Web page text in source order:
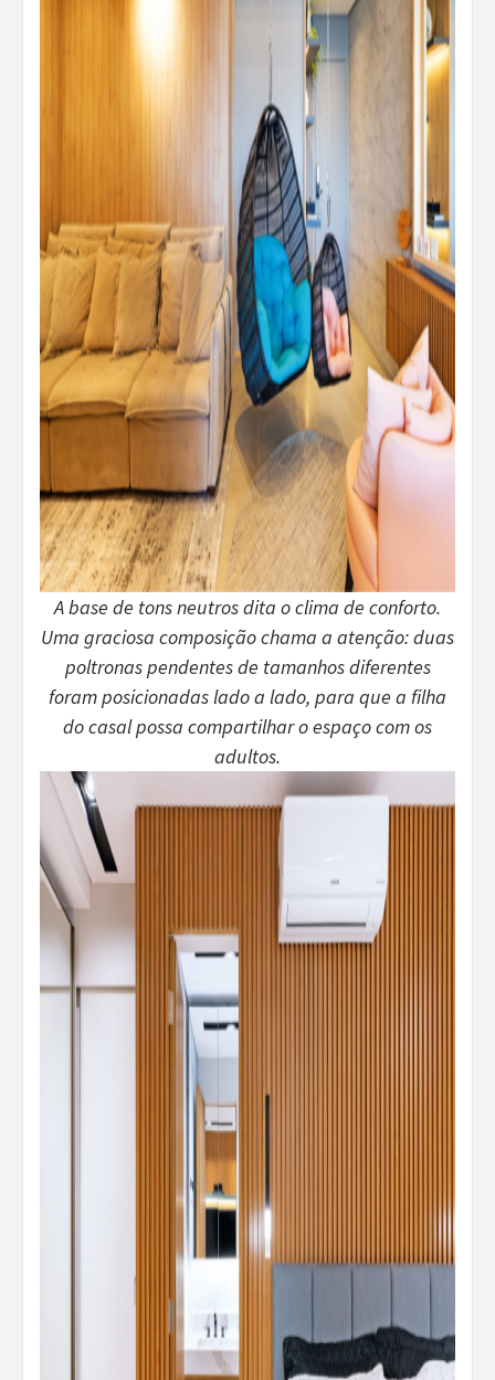
A base de tons neutros dita o clima de conforto.
Uma graciosa composição chama a atenção: duas
poltronas pendentes de tamanhos diferentes
foram posicionadas lado a lado, para que a filha
do casal possa compartilhar o espaço com os
adultos.